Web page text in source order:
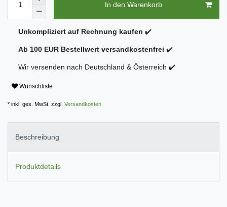
In den Warenkorb
Unkompliziert auf Rechnung kaufen ✔️
Ab 100 EUR Bestellwert versandkostenfrei ✔️
Wir versenden nach Deutschland & Österreich ✔️
Wunschliste
* inkl. ges. MwSt. zzgl. Versandkosten
Beschreibung
Produktdetails